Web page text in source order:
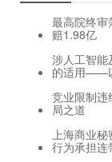
最高院终审
赔1.98亿
涉人工智能
的适用——
竞业限制违
局之道
上海商业
行为承担连